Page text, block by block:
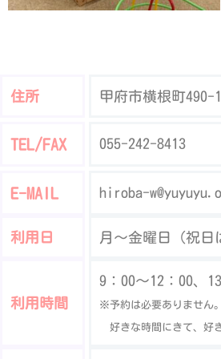
住所 甲府市横根町490-1
TEL/FAX 055-242-8413
E-MAIL hiroba-
利用日 月〜金曜日（祝日
利用時間
9：00～12：00、
※予約は必要ありません。
好きな時間にきて、好